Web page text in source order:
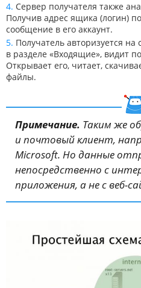
Сервер получателя также
Получив адрес ящика (логин)
сообщение в его аккаунт.
Получатель авторизуется
в разделе «Входящие», видит
Открывает его, читает,
файлы.
Примечание. Таким же
и почтовый клиент,
Microsoft. Но данные
непосредственно с
приложения, а не с веб-